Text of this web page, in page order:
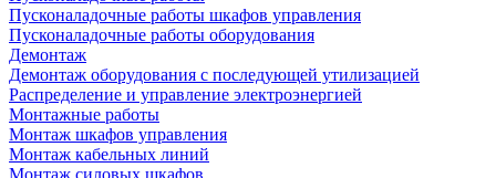
Пусконаладочные работы шкафов управления
Пусконаладочные работы оборудования
Демонтаж
Демонтаж оборудования с последующей утилизацией
Распределение и управление электроэнергией
Монтажные работы
Монтаж шкафов управления
Монтаж кабельных линий
Монтаж силовых шкафов